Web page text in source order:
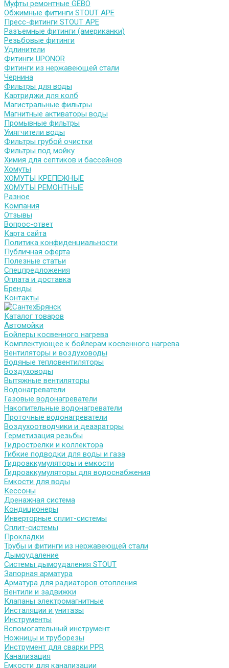
Муфты ремонтные GEBO
Обжимные фитинги STOUT APE
Пресс-фитинги STOUT APE
Разъемные фитинги (американки)
Резьбовые фитинги
Удлинители
Фитинги UPONOR
Фитинги из нержавеющей стали
Чернина
Фильтры для воды
Картриджи для колб
Магистральные фильтры
Магнитные активаторы воды
Промывные фильтры
Умягчители воды
Фильтры грубой очистки
Фильтры под мойку
Химия для септиков и бассейнов
Хомуты
ХОМУТЫ КРЕПЕЖНЫЕ
ХОМУТЫ РЕМОНТНЫЕ
Разное
Компания
Отзывы
Вопрос-ответ
Карта сайта
Политика конфиденциальности
Публичная оферта
Полезные статьи
Спецпредложения
Оплата и доставка
Бренды
Контакты
Каталог товаров
Автомойки
Бойлеры косвенного нагрева
Комплектующее к бойлерам косвенного нагрева
Вентиляторы и воздуховоды
Водяные тепловентиляторы
Воздуховоды
Вытяжные вентиляторы
Водонагреватели
Газовые водонагреватели
Накопительные водонагреватели
Проточные водонагреватели
Воздухоотводчики и деаэраторы
Герметизация резьбы
Гидрострелки и коллектора
Гибкие подводки для воды и газа
Гидроаккумуляторы и емкости
Гидроаккумуляторы для водоснабжения
Емкости для воды
Кессоны
Дренажная система
Кондиционеры
Инверторные сплит-системы
Сплит-системы
Прокладки
Трубы и фитинги из нержавеющей стали
Дымоудаление
Системы дымоудаления STOUT
Запорная арматура
Арматура для радиаторов отопления
Вентили и задвижки
Клапаны электромагнитные
Инсталяции и унитазы
Инструменты
Вспомогательный инструмент
Ножницы и труборезы
Инструмент для сварки PPR
Канализация
Емкости для канализации